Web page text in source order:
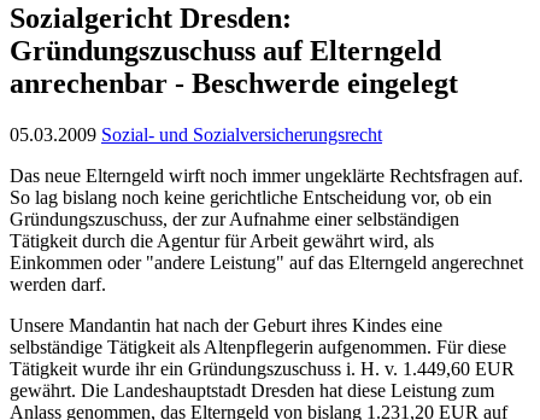
Sozialgericht Dresden:
Gründungszuschuss auf Elterngeld
anrechenbar - Beschwerde eingelegt
05.03.2009 Sozial- und Sozialversicherungsrecht
Das neue Elterngeld wirft noch immer ungeklärte Rechtsfragen auf.
So lag bislang noch keine gerichtliche Entscheidung vor, ob ein
Gründungszuschuss, der zur Aufnahme einer selbständigen
Tätigkeit durch die Agentur für Arbeit gewährt wird, als
Einkommen oder "andere Leistung" auf das Elterngeld angerechnet
werden darf.
Unsere Mandantin hat nach der Geburt ihres Kindes eine
selbständige Tätigkeit als Altenpflegerin aufgenommen. Für diese
Tätigkeit wurde ihr ein Gründungszuschuss i. H. v. 1.449,60 EUR
gewährt. Die Landeshauptstadt Dresden hat diese Leistung zum
Anlass genommen, das Elterngeld von bislang 1.231,20 EUR auf